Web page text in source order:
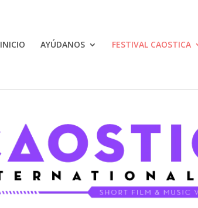
INICIO AYÚDANOS FESTIVAL CAOSTICA